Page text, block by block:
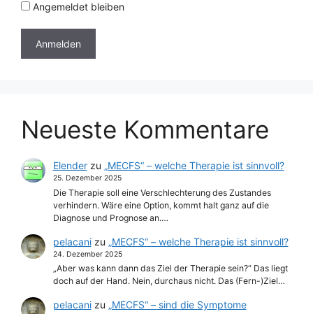
Angemeldet bleiben
Neueste Kommentare
Elenderzu „MECFS“ – welche Therapie ist sinnvoll?
25. Dezember 2025
Die Therapie soll eine Verschlechterung des Zustandes
verhindern. Wäre eine Option, kommt halt ganz auf die
Diagnose und Prognose an.…
pelacanizu „MECFS“ – welche Therapie ist sinnvoll?
24. Dezember 2025
„Aber was kann dann das Ziel der Therapie sein?“ Das liegt
doch auf der Hand. Nein, durchaus nicht. Das (Fern-)Ziel…
pelacanizu „MECFS“ – sind die Symptome